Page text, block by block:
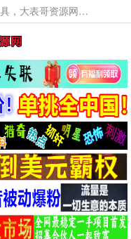
本网站提供资源工具下载，大老表资源工具，大表哥资源网软件工具，大老表资源下载，活动线报福利资源分享,活动线报，大型网游经典游戏，网络热门技术游戏辅助交流与分享。